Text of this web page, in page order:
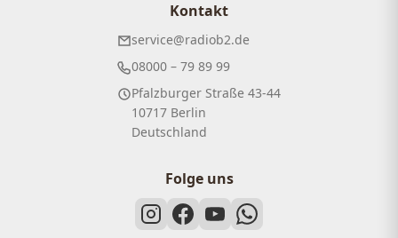
Kontakt
service@radiob2.de
08000 – 79 89 99
Pfalzburger Straße 43-44
10717 Berlin
Deutschland
Folge uns